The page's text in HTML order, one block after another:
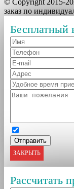
заказ по
Бесплатный
ЗАКРЫТЬ
Рассчитать